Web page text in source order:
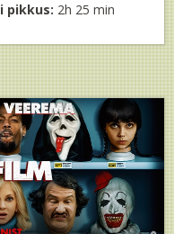
pikkus: 2h 25 min